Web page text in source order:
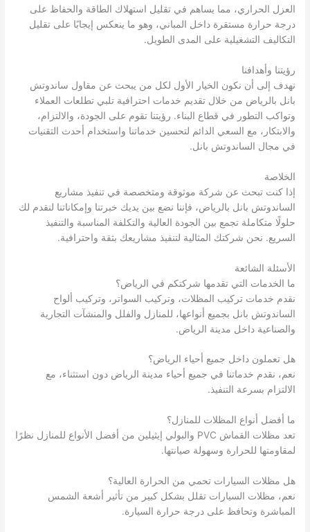
العزل الحراري، مما يساهم في تقليل استهلاك الطاقة والحفاظ على
درجة حرارة مستقرة داخل المباني، وهو ما ينعكس إيجابًا على تقليل
التكاليف التشغيلية على المدى الطويل.
رؤيتنا وأهدافنا
نهدف إلى أن نكون الخيار الأول لكل من يبحث عن مقاول ساندوتش
بانل بالرياض من خلال تقديم خدمات احترافية تلبي تطلعات العملاء
وتواكب التطور في قطاع البناء. رؤيتنا تقوم على الجودة، والالتزام،
والابتكار، مع السعي الدائم لتحسين خدماتنا واستخدام أحدث التقنيات
في مجال الساندوتش بانل.
الخلاصة
إذا كنت تبحث عن شركة موثوقة ومتخصصة في تنفيذ مشاريع
الساندوتش بانل بالرياض، فإننا نضع بين يديك خبرتنا وإمكاناتنا لنقدم لك
حلولًا متكاملة تجمع بين الجودة العالية والتكلفة المناسبة والتنفيذ
السريع. نحن شركتك المثالية لتنفيذ مشاريعك بثقة واحترافية.
الأسئلة الشائعة
ما الخدمات التي تقدمها شركتكم في الرياض؟
نقدم خدمات تركيب المظلات، وتركيب السواتر، وتركيب ألواح
الساندوتش بانل بجميع أنواعها، للمنازل والفلل والمنشآت التجارية
والصناعية داخل مدينة الرياض.
هل تعملون داخل جميع أحياء الرياض؟
نعم، نقدم خدماتنا في جميع أحياء مدينة الرياض دون استثناء، مع
الالتزام بسرعة التنفيذ.
ما أفضل أنواع المظلات للمنازل؟
تعد مظلات القماش PVC والبولي إيثيلين من أفضل الأنواع للمنازل نظرًا
لمقاومتها للحرارة وسهولة صيانتها.
هل مظلات السيارات تحمي من الحرارة العالية؟
نعم، مظلات السيارات تقلل بشكل كبير من تأثير أشعة الشمس
المباشرة وتحافظ على درجة حرارة السيارة.